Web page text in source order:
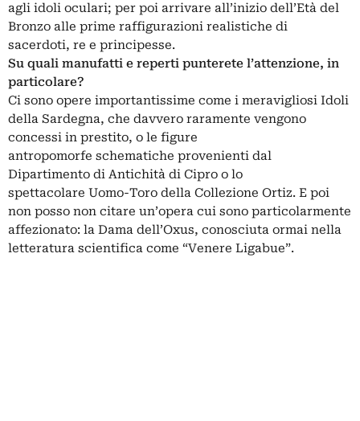
agli idoli oculari; per poi arrivare all’inizio dell’Età del
Bronzo alle prime raffigurazioni realistiche di
sacerdoti, re e principesse.
Su quali manufatti e reperti punterete l’attenzione, in
particolare?
Ci sono opere importantissime come i meravigliosi Idoli
della Sardegna, che davvero raramente vengono
concessi in prestito, o le figure
antropomorfe schematiche provenienti dal
Dipartimento di Antichità di Cipro o lo
spettacolare Uomo-Toro della Collezione Ortiz. E poi
non posso non citare un’opera cui sono particolarmente
affezionato: la Dama dell’Oxus, conosciuta ormai nella
letteratura scientifica come “Venere Ligabue”.